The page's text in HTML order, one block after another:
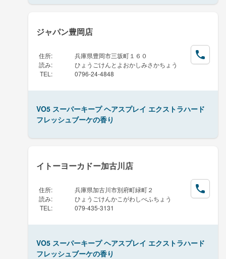
ジャパン豊岡店
住所:
兵庫県豊岡市三坂町１６０
読み:
ひょうごけんとよおかしみさかちょう
TEL : 0796-24-4848
VO5 スーパーキープ ヘアスプレイ エクストラハード
フレッシュブーケの香り
イトーヨーカドー加古川店
住所:
兵庫県加古川市別府町緑町２
読み:
ひょうごけんかこがわしべふちょう
TEL : 079-435-3131
VO5 スーパーキープ ヘアスプレイ エクストラハード
フレッシュブーケの香り